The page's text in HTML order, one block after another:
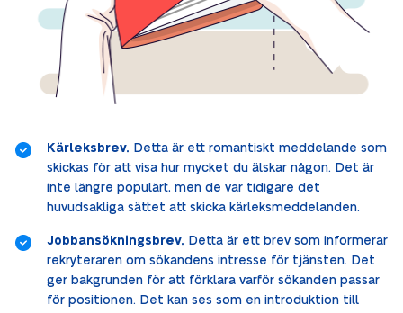
Kärleksbrev. Detta är ett romantiskt meddelande som
skickas för att visa hur mycket du älskar någon. Det är
inte längre populärt, men de var tidigare det
huvudsakliga sättet att skicka kärleksmeddelanden.
Jobbansökningsbrev. Detta är ett brev som informerar
rekryteraren om sökandens intresse för tjänsten. Det
ger bakgrunden för att förklara varför sökanden passar
för positionen. Det kan ses som en introduktion till